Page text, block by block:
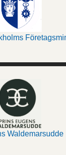
Waldemarsudde